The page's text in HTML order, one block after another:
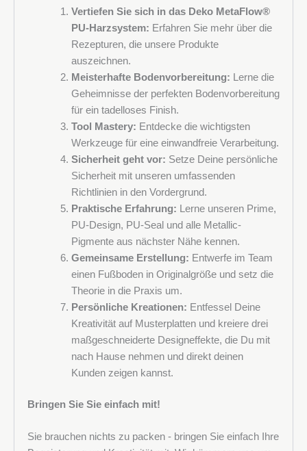
Melden Sie sich für den Newsletter von Deko Design
Systems an und erfahren Sie als Erster von Angeboten,
neuen Produkten und Veranstaltungen.
Vertiefen Sie sich in das Deko MetaFlow®
PU-Harzsystem: Erfahren Sie mehr über die
Rezepturen, die unsere Produkte
auszeichnen.
Meisterhafte Bodenvorbereitung: Lerne die
Geheimnisse der perfekten Bodenvorbereitung
für ein tadelloses Finish.
Tool Mastery: Entdecke die wichtigsten
Werkzeuge für eine einwandfreie Verarbeitung.
Sicherheit geht vor: Setze Deine persönliche
Sicherheit mit unseren umfassenden
Richtlinien in den Vordergrund.
Praktische Erfahrung: Lerne unseren Prime,
PU-Design, PU-Seal und alle Metallic-
Pigmente aus nächster Nähe kennen.
Gemeinsame Erstellung: Entwerfe im Team
einen Fußboden in Originalgröße und setz die
Theorie in die Praxis um.
Persönliche Kreationen: Entfessel Deine
Kreativität auf Musterplatten und kreiere drei
maßgeschneiderte Designeffekte, die Du mit
nach Hause nehmen und direkt deinen
Kunden zeigen kannst.
Bringen Sie Sie einfach mit!
Sie brauchen nichts zu packen - bringen Sie einfach Ihre